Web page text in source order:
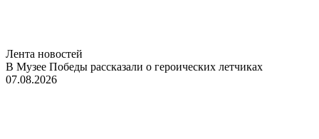
Лента новостей
В Музее Победы рассказали о героических летчиках
07.08.2026